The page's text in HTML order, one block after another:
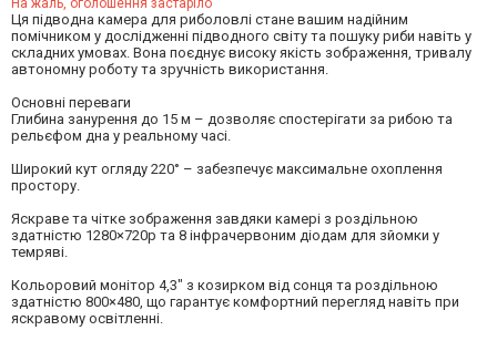
Ця підводна камера для риболовлі стане вашим надійним
помічником у дослідженні підводного світу та пошуку риби навіть у
складних умовах. Вона поєднує високу якість зображення, тривалу
автономну роботу та зручність використання.
Основні переваги
Глибина занурення до 15 м – дозволяє спостерігати за рибою та
рельєфом дна у реальному часі.
Широкий кут огляду 220° – забезпечує максимальне охоплення
простору.
Яскраве та чітке зображення завдяки камері з роздільною
здатністю 1280×720p та 8 інфрачервоним діодам для зйомки у
темряві.
Кольоровий монітор 4,3" з козирком від сонця та роздільною
здатністю 800×480, що гарантує комфортний перегляд навіть при
яскравому освітленні.